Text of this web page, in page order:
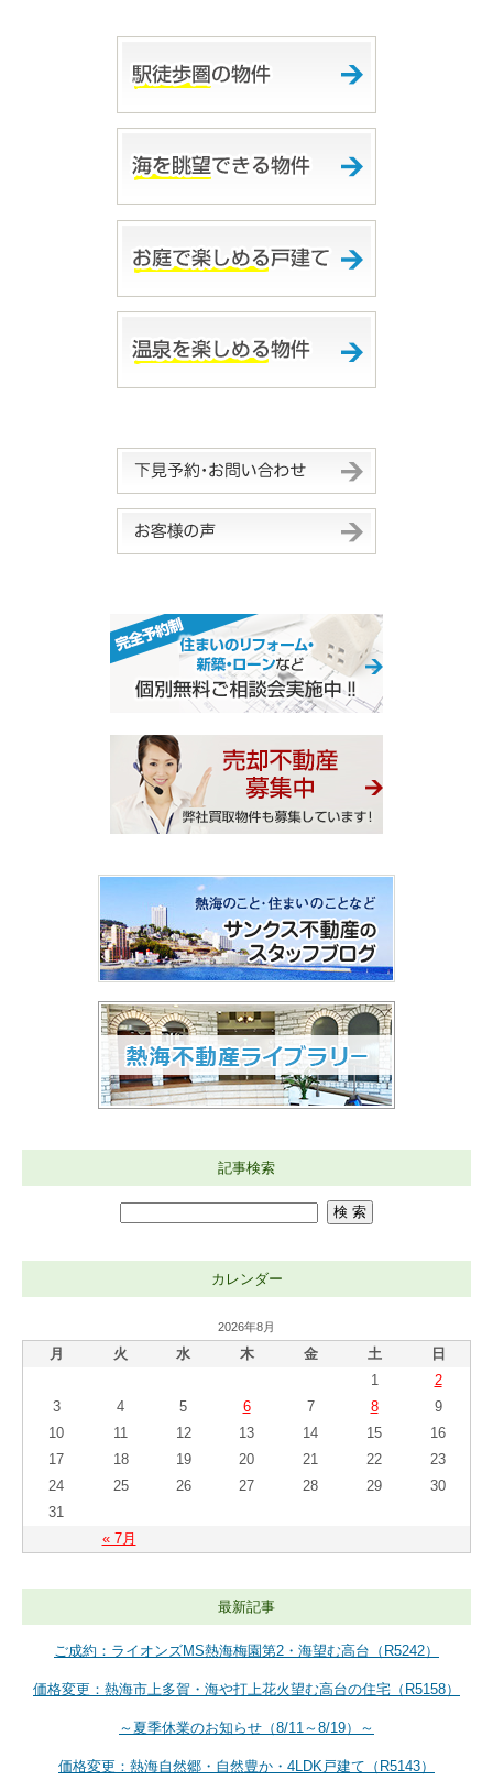
記事検索
カレンダー
2026年8月
月 火 水 木 金 土 日
« 7月
1
2
3
4 5 6 7 8
9
10
11 12 13 14 15
16
17
18 19 20 21 22
23
24
25 26 27 28 29
30
31
最新記事
ご成約：ライオンズMS熱海梅園第2・海望む高台（R5242）
価格変更：熱海市上多賀・海や打上花火望む高台の住宅（R5158）
～夏季休業のお知らせ（8/11～8/19）～
価格変更：熱海自然郷・自然豊か・4LDK戸建て（R5143）